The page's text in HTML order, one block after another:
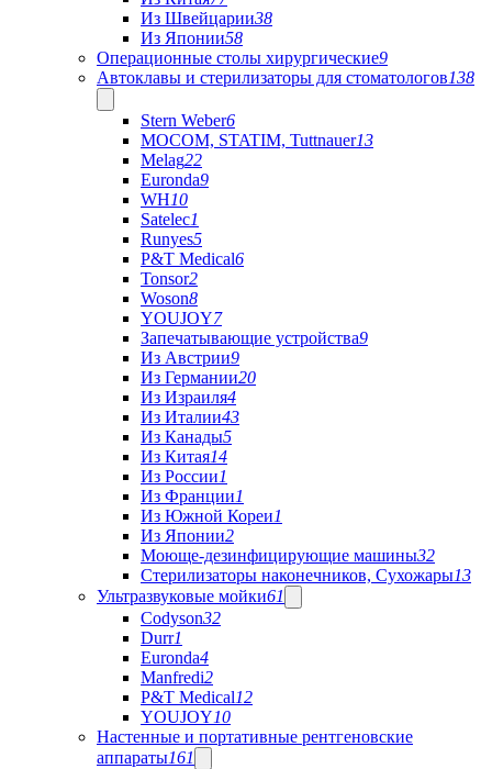
Из Швейцарии38
Из Японии58
Операционные столы хирургические9
Автоклавы и стерилизаторы для стоматологов138
Stern Weber6
MOCOM, STATIM, Tuttnauer13
Melag22
Euronda9
WH10
Satelec1
Runyes5
P&T Medical6
Tonsor2
Woson8
YOUJOY7
Запечатывающие устройства9
Из Австрии9
Из Германии20
Из Израиля4
Из Италии43
Из Канады5
Из Китая14
Из России1
Из Франции1
Из Южной Кореи1
Из Японии2
Моюще-дезинфицирующие машины32
Стерилизаторы наконечников, Сухожары13
Ультразвуковые мойки61
Codyson32
Durr1
Euronda4
Manfredi2
P&T Medical12
YOUJOY10
Настенные и портативные рентгеновские
аппараты161